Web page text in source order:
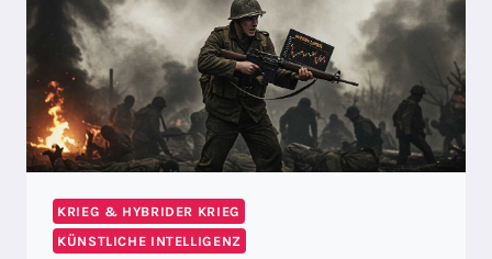
KRIEG & HYBRIDER KRIEG
KÜNSTLICHE INTELLIGENZ